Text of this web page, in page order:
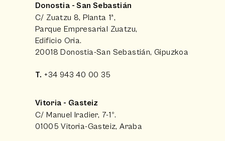
Donostia - San Sebastián
C/ Zuatzu 8, Planta 1ª,
Parque Empresarial Zuatzu,
Edificio Oria.
20018 Donostia-San Sebastián, Gipuzkoa
T. +34 943 40 00 35
Vitoria - Gasteiz
C/ Manuel Iradier, 7-1º.
01005 Vitoria-Gasteiz, Araba